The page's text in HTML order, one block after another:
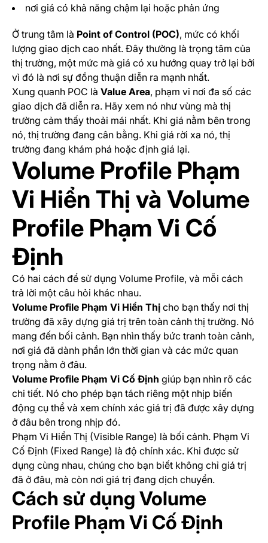
nơi giá có khả năng chậm lại hoặc phản ứng
Ở trung tâm là Point of Control (POC), mức có khối
lượng giao dịch cao nhất. Đây thường là trọng tâm của
thị trường, một mức mà giá có xu hướng quay trở lại bởi
vì đó là nơi sự đồng thuận diễn ra mạnh nhất.
Xung quanh POC là Value Area, phạm vi nơi đa số các
giao dịch đã diễn ra. Hãy xem nó như vùng mà thị
trường cảm thấy thoải mái nhất. Khi giá nằm bên trong
nó, thị trường đang cân bằng. Khi giá rời xa nó, thị
trường đang khám phá hoặc định giá lại.
Volume Profile Phạm
Vi Hiển Thị và Volume
Profile Phạm Vi Cố
Định
Có hai cách để sử dụng Volume Profile, và mỗi cách
trả lời một câu hỏi khác nhau.
Volume Profile Phạm Vi Hiển Thị cho bạn thấy nơi thị
trường đã xây dựng giá trị trên toàn cảnh thị trường. Nó
mang đến bối cảnh. Bạn nhìn thấy bức tranh toàn cảnh,
nơi giá đã dành phần lớn thời gian và các mức quan
trọng nằm ở đâu.
Volume Profile Phạm Vi Cố Định giúp bạn nhìn rõ các
chi tiết. Nó cho phép bạn tách riêng một nhịp biến
động cụ thể và xem chính xác giá trị đã được xây dựng
ở đâu bên trong nhịp đó.
Phạm Vi Hiển Thị (Visible Range) là bối cảnh. Phạm Vi
Cố Định (Fixed Range) là độ chính xác. Khi được sử
dụng cùng nhau, chúng cho bạn biết không chỉ giá trị
đã ở đâu, mà còn nơi giá trị đang dịch chuyển.
Cách sử dụng Volume
Profile Phạm Vi Cố Định